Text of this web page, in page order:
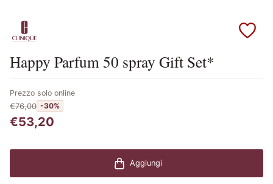
Scopri i prodotti Clinique
Happy Parfum 50 spray Gift Set*
Prezzo solo online
€76,00 -30%
€53,20
Aggiungi